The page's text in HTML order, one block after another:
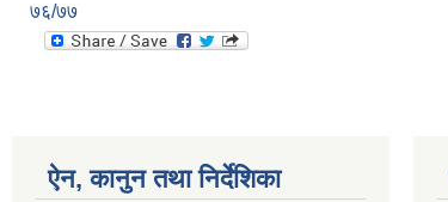
७६/७७
ऐन, कानुन तथा निर्देशिका